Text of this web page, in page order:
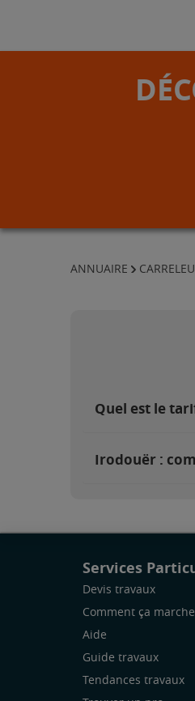
ANNUAIRE
Quel est le
Irodouër :
Services
Devis travaux
Comment ça marche
Aide
Guide travaux
Tendances travaux